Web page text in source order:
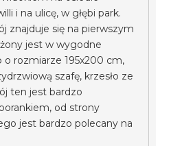
i na ulicę, w głębi park.
znajduje się na pierwszym
jest w wygodne
o rozmiarze 195x200 cm,
szafę, krzesło ze
ten jest bardzo
od strony
jest bardzo polecany na